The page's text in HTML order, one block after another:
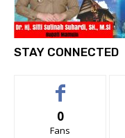
STAY CONNECTED
0
Fans